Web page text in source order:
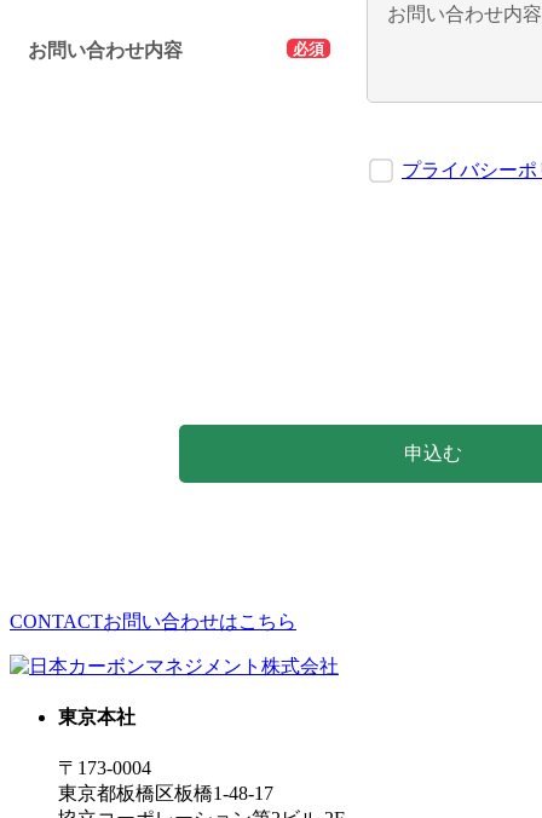
CONTACTお問い合わせはこちら
東京本社
〒173-0004
東京都板橋区板橋1-48-17